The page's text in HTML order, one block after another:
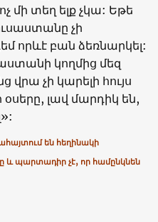
մի տեղ ելք չկա: Եթե
չի
որևէ բան ձեռնարկել:
կողմից մեզ
չի կարելի հույս
օսերը, լավ մարդիկ են,
են հեղինակի
և պարտադիր չէ, որ համընկնեն